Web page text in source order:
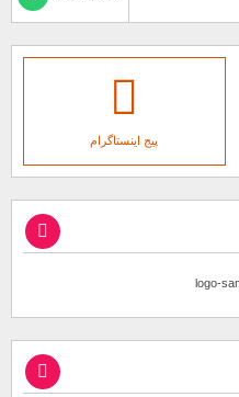
پیج اینستاگرام